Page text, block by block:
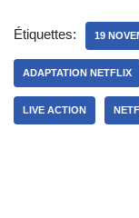
Étiquettes: 19
ADAPTATION NETFLIX
LIVE ACTION